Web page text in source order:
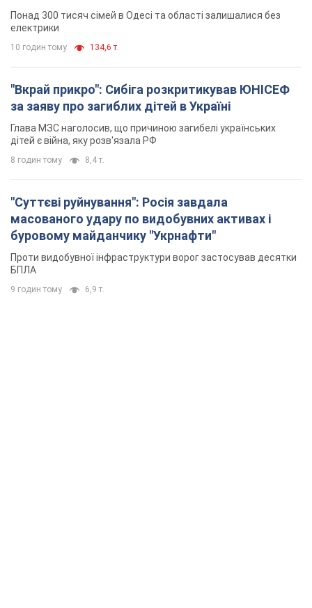
ворога. Відео
Понад 300 тисяч сімей в Одесі та області залишалися без
електрики
10 годин тому 134,6 т.
"Вкрай прикро": Сибіга розкритикував ЮНІСЕФ
за заяву про загиблих дітей в Україні
Глава МЗС наголосив, що причиною загибелі українських
дітей є війна, яку розв'язала РФ
8 годин тому 8,4 т.
"Суттєві руйнування": Росія завдала
масованого удару по видобувних активах і
буровому майданчику "Укрнафти"
Проти видобувної інфраструктури ворог застосував десятки
БПЛА
9 годин тому 6,9 т.